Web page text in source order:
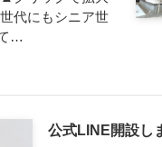
代にもシニア世
…
公式LINE開設し